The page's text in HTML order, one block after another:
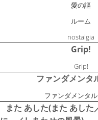
愛の謳
ルーム
nostalgia
Grip!
Grip!
ファンダメンタ
ファンダメンタ
また あした(また あした